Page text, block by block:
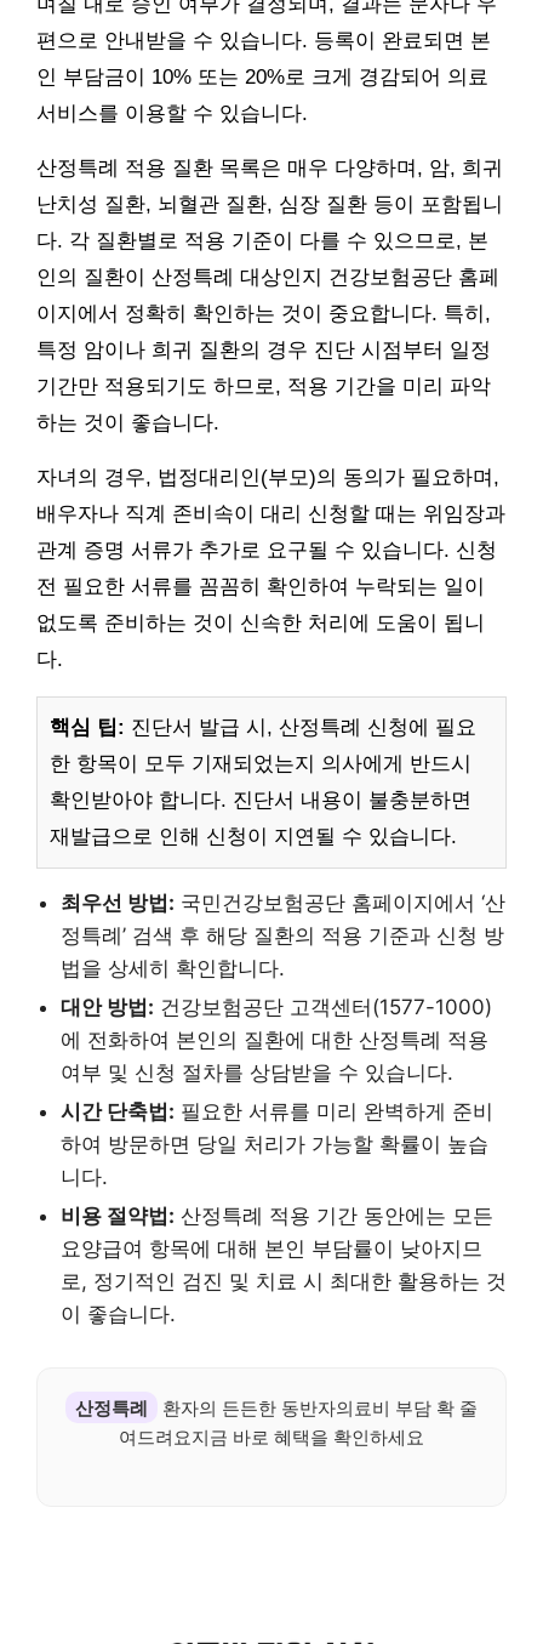
편으로 안내받을 수 있습니다. 등록이 완료되면 본
인 부담금이 10% 또는 20%로 크게 경감되어 의료
서비스를 이용할 수 있습니다.
산정특례 적용 질환 목록은 매우 다양하며, 암, 희귀
난치성 질환, 뇌혈관 질환, 심장 질환 등이 포함됩니
다. 각 질환별로 적용 기준이 다를 수 있으므로, 본
인의 질환이 산정특례 대상인지 건강보험공단 홈페
이지에서 정확히 확인하는 것이 중요합니다. 특히,
특정 암이나 희귀 질환의 경우 진단 시점부터 일정
기간만 적용되기도 하므로, 적용 기간을 미리 파악
하는 것이 좋습니다.
자녀의 경우, 법정대리인(부모)의 동의가 필요하며,
배우자나 직계 존비속이 대리 신청할 때는 위임장과
관계 증명 서류가 추가로 요구될 수 있습니다. 신청
전 필요한 서류를 꼼꼼히 확인하여 누락되는 일이
없도록 준비하는 것이 신속한 처리에 도움이 됩니
다.
핵심 팁: 진단서 발급 시, 산정특례 신청에 필요
한 항목이 모두 기재되었는지 의사에게 반드시
확인받아야 합니다. 진단서 내용이 불충분하면
재발급으로 인해 신청이 지연될 수 있습니다.
최우선 방법: 국민건강보험공단 홈페이지에서 ‘산
정특례’ 검색 후 해당 질환의 적용 기준과 신청 방
법을 상세히 확인합니다.
대안 방법: 건강보험공단 고객센터(1577-1000)
에 전화하여 본인의 질환에 대한 산정특례 적용
여부 및 신청 절차를 상담받을 수 있습니다.
시간 단축법: 필요한 서류를 미리 완벽하게 준비
하여 방문하면 당일 처리가 가능할 확률이 높습
니다.
비용 절약법: 산정특례 적용 기간 동안에는 모든
요양급여 항목에 대해 본인 부담률이 낮아지므
로, 정기적인 검진 및 치료 시 최대한 활용하는 것
이 좋습니다.
산정특례
환자의 든든한 동반자의료비 부담 확 줄
여드려요지금 바로 혜택을 확인하세요